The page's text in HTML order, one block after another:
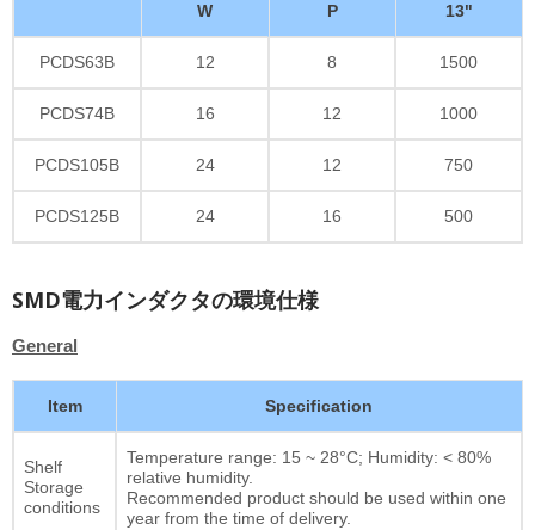
W P 13"
PCDS63B 12 8 1500
PCDS74B 16 12 1000
PCDS105B 24 12 750
PCDS125B 24 16 500
SMD電力インダクタの環境仕様
General
Item Specification
Shelf
Storage
conditions
Temperature range: 15 ~ 28°C; Humidity: < 80%
relative humidity.
Recommended product should be used within one
year from the time of delivery.